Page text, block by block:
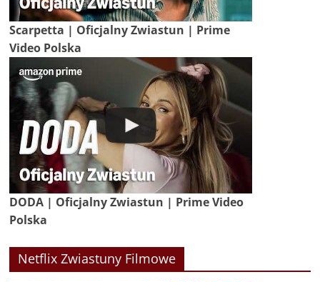
Scarpetta | Oficjalny Zwiastun | Prime
Video Polska
DODA | Oficjalny Zwiastun | Prime Video
Polska
Netflix Zwiastuny Filmowe